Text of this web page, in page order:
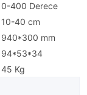
0-400 Derece
10-40 cm
940*300 mm
94*53*34
45 Kg